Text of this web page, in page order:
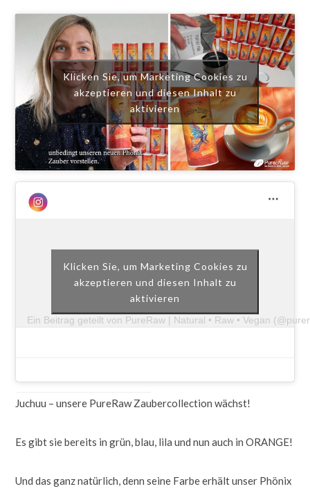
Klicken Sie, um Marketing Cookies zu
akzeptieren und diesen Inhalt zu
aktivieren
Ein Beitrag geteilt von PureRaw | Natural • Raw • Vegan
Klicken Sie, um Marketing Cookies zu
akzeptieren und diesen Inhalt zu
aktivieren
Juchuu – unsere PureRaw Zaubercollection wächst!
Es gibt sie bereits in grün, blau, lila und nun auch in ORANGE!
Und das ganz natürlich, denn seine Farbe erhält unser Phönix